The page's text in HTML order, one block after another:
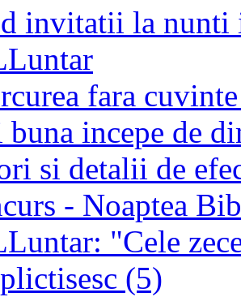
invitatii la nunti
fara
buna incepe de
si detalii de
- Noaptea
"Cele
(5)